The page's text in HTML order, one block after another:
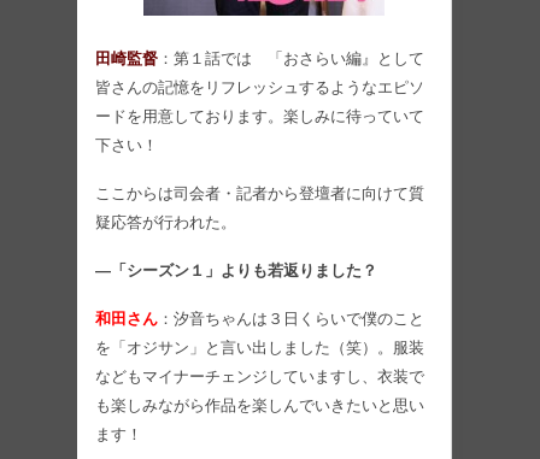
田崎監督 ：第１話では 「おさらい編』として
皆さんの記憶をリフレッシュするようなエピソ
ードを用意しております。楽しみに待っていて
下さい！
ここからは司会者・記者から登壇者に向けて質
疑応答が行われた。
―「シーズン１」よりも若返りました？
和田さん ：汐音ちゃんは３日くらいで僕のこと
を「オジサン」と言い出しました（笑）。服装
などもマイナーチェンジしていますし、衣装で
も楽しみながら作品を楽しんでいきたいと思い
ます！